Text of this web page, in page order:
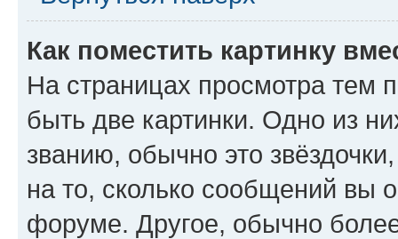
Как поместить картинку
На страницах просмотра тем
быть две картинки. Одно из
званию, обычно это
на то, сколько сообщений вы
форуме. Другое, обычно